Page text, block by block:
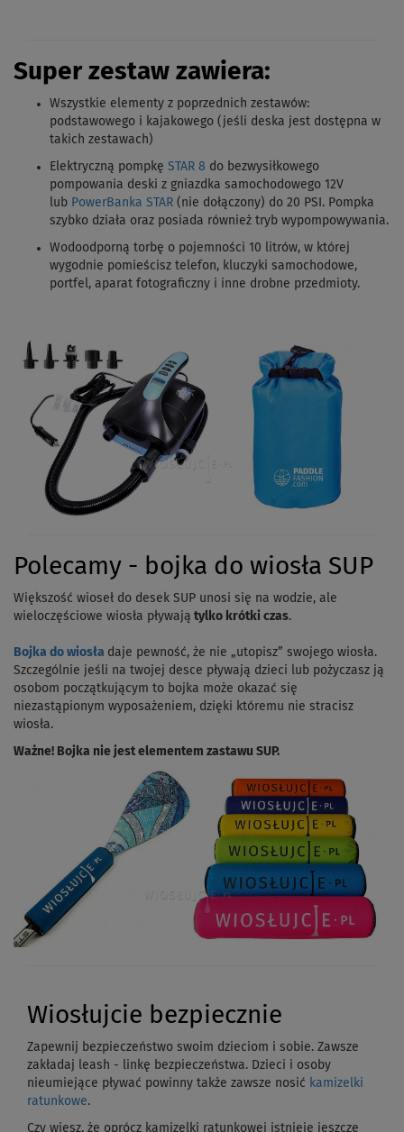
Super zestaw zawiera:
Wszystkie elementy z poprzednich zestawów:
podstawowego i kajakowego (jeśli deska jest dostępna w
takich zestawach)
Elektryczną pompkę STAR 8 do bezwysiłkowego
pompowania deski z gniazdka samochodowego 12V
lub PowerBanka STAR (nie dołączony) do 20 PSI. Pompka
szybko działa oraz posiada również tryb wypompowywania.
Wodoodporną torbę o pojemności 10 litrów, w której
wygodnie pomieścisz telefon, kluczyki samochodowe,
portfel, aparat fotograficzny i inne drobne przedmioty.
Polecamy - bojka do wiosła SUP
Większość wioseł do desek SUP unosi się na wodzie, ale
wieloczęściowe wiosła pływają tylko krótki czas.
Bojka do wiosła daje pewność, że nie „utopisz” swojego wiosła.
Szczególnie jeśli na twojej desce pływają dzieci lub pożyczasz ją
osobom początkującym to bojka może okazać się
niezastąpionym wyposażeniem, dzięki któremu nie stracisz
wiosła.
Ważne! Bojka nie jest elementem zastawu SUP.
Wiosłujcie bezpiecznie
Zapewnij bezpieczeństwo swoim dzieciom i sobie. Zawsze
zakładaj leash - linkę bezpieczeństwa. Dzieci i osoby
nieumiejące pływać powinny także zawsze nosić kamizelki
ratunkowe.
Czy wiesz, że oprócz kamizelki ratunkowej istnieje jeszcze